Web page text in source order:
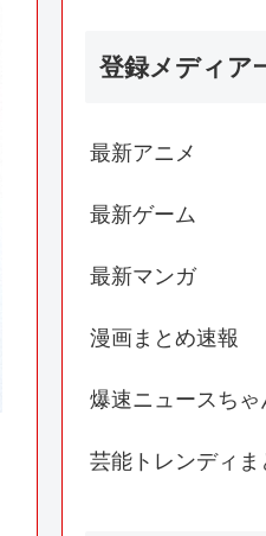
登録メディア
最新アニメ
最新ゲーム
最新マンガ
漫画まとめ速報
爆速ニュースちゃ
芸能トレンディま